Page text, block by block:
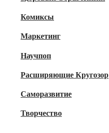
Комиксы
Маркетинг
Научпоп
Расширяющие Кругозор
Cаморазвитие
Творчество